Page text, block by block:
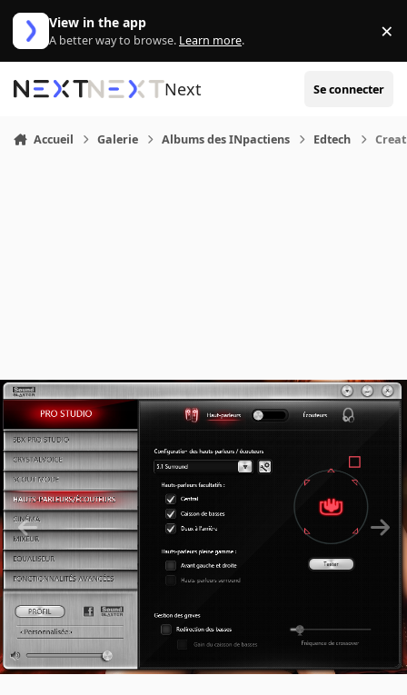
Aller au contenu
View in the app
A better way to browse. Learn more. ×
Next Se connecter
Accueil Galerie Albums des INpactiens Edtech